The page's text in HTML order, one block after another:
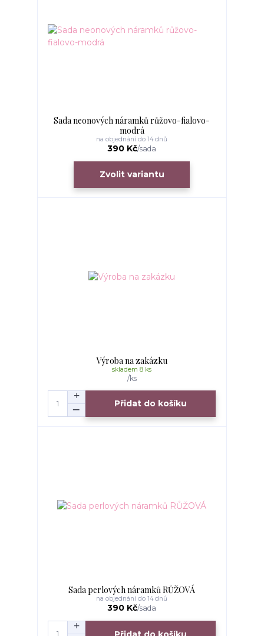
Sada neonových náramků růžovo-fialovo-
modrá
390 Kč/sada
na objednání do 14 dnů
Zvolit variantu
Výroba na zakázku
/ks
skladem 8 ks
Přidat do košíku
Sada perlových náramků RŮŽOVÁ
390 Kč/sada
na objednání do 14 dnů